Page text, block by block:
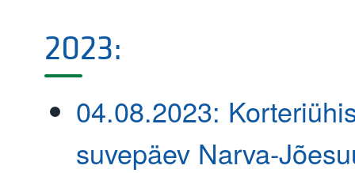
2023:
04.08.2023:
suvepäev Narva-